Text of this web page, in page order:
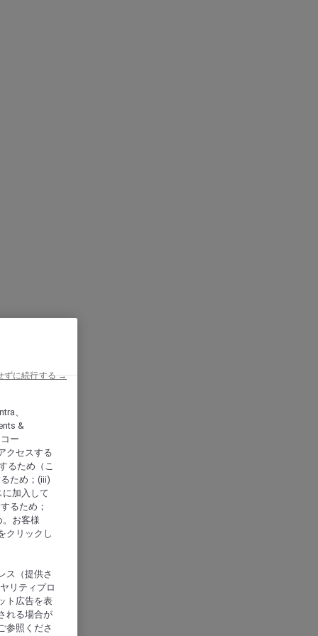
、
&
ー
クセスする
るため（こ
ため；(iii)
加入して
るため；
お客様
クリックし
ス（提供さ
リティプロ
ト広告を表
れる場合が
参照くださ
ずに続行する →